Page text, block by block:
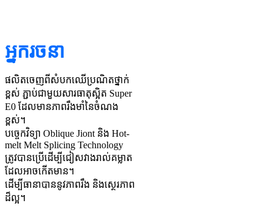
អ្នករចនា
ផលិតចេញពីសំបកឈើប្រណិតថ្នាក់
ខ្ពស់ ភ្ជាប់ជាមួយសារធាតុស្អិត Super
E0 ដែលមានភាពរឹងមាំនៃចំណង
ខ្ពស់។
បច្ចេកវិទ្យា Oblique Jiont និង Hot-
melt Melt Splicing Technology
ត្រូវបានប្រើដើម្បីជៀសវាងរាល់គម្លាត
ដែលអាចកើតមាន។
ដើម្បីធានាបាននូវភាពរឹង និងស្ថេរភាព
ដ៏ល្អ។